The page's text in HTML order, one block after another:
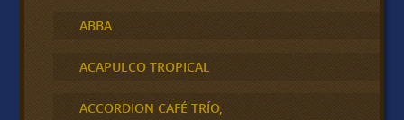
ABBA
ACAPULCO TROPICAL
ACCORDION CAFÉ TRÍO,